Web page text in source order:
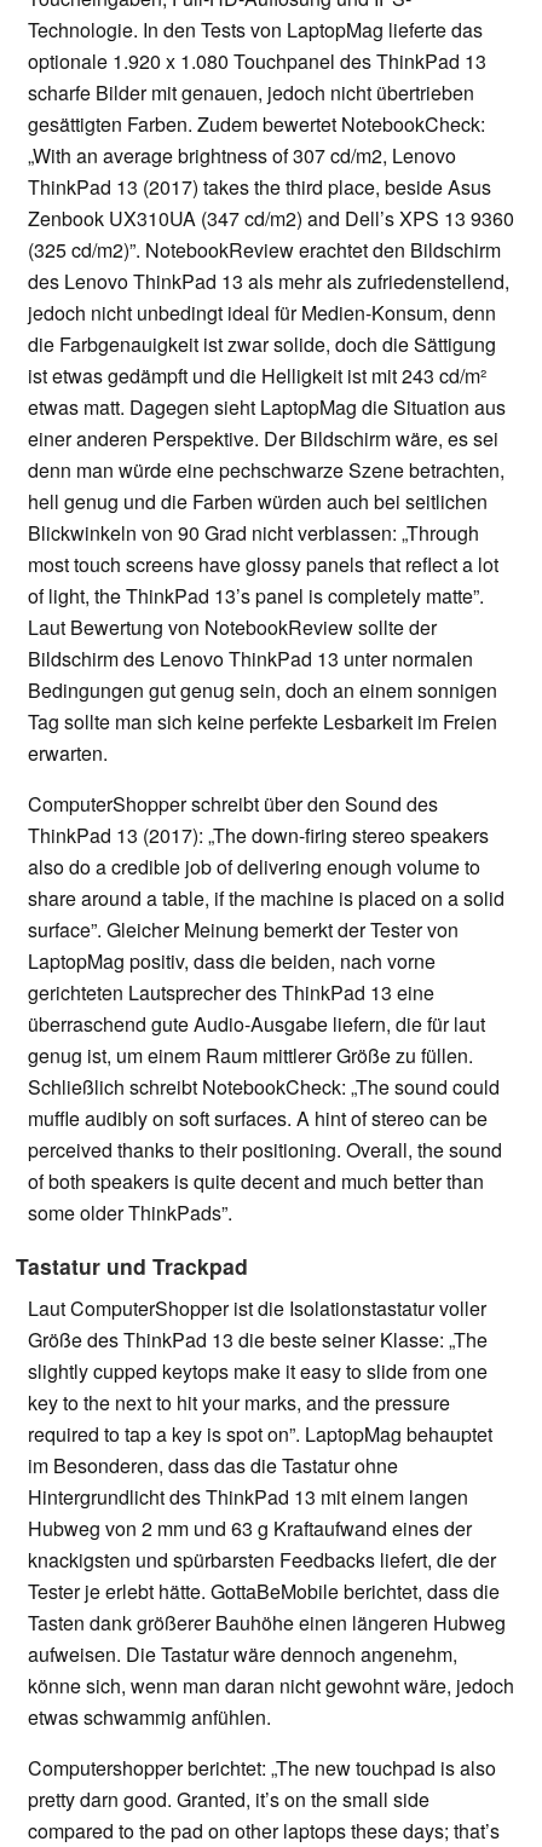
Technologie. In den Tests von LaptopMag lieferte das
optionale 1.920 x 1.080 Touchpanel des ThinkPad 13
scharfe Bilder mit genauen, jedoch nicht übertrieben
gesättigten Farben. Zudem bewertet NotebookCheck:
„With an average brightness of 307 cd/m2, Lenovo
ThinkPad 13 (2017) takes the third place, beside Asus
Zenbook UX310UA (347 cd/m2) and Dell’s XPS 13 9360
(325 cd/m2)”. NotebookReview erachtet den Bildschirm
des Lenovo ThinkPad 13 als mehr als zufriedenstellend,
jedoch nicht unbedingt ideal für Medien-Konsum, denn
die Farbgenauigkeit ist zwar solide, doch die Sättigung
ist etwas gedämpft und die Helligkeit ist mit 243 cd/m²
etwas matt. Dagegen sieht LaptopMag die Situation aus
einer anderen Perspektive. Der Bildschirm wäre, es sei
denn man würde eine pechschwarze Szene betrachten,
hell genug und die Farben würden auch bei seitlichen
Blickwinkeln von 90 Grad nicht verblassen: „Through
most touch screens have glossy panels that reflect a lot
of light, the ThinkPad 13’s panel is completely matte”.
Laut Bewertung von NotebookReview sollte der
Bildschirm des Lenovo ThinkPad 13 unter normalen
Bedingungen gut genug sein, doch an einem sonnigen
Tag sollte man sich keine perfekte Lesbarkeit im Freien
erwarten.
ComputerShopper schreibt über den Sound des
ThinkPad 13 (2017): „The down-firing stereo speakers
also do a credible job of delivering enough volume to
share around a table, if the machine is placed on a solid
surface”. Gleicher Meinung bemerkt der Tester von
LaptopMag positiv, dass die beiden, nach vorne
gerichteten Lautsprecher des ThinkPad 13 eine
überraschend gute Audio-Ausgabe liefern, die für laut
genug ist, um einem Raum mittlerer Größe zu füllen.
Schließlich schreibt NotebookCheck: „The sound could
muffle audibly on soft surfaces. A hint of stereo can be
perceived thanks to their positioning. Overall, the sound
of both speakers is quite decent and much better than
some older ThinkPads”.
Tastatur und Trackpad
Laut ComputerShopper ist die Isolationstastatur voller
Größe des ThinkPad 13 die beste seiner Klasse: „The
slightly cupped keytops make it easy to slide from one
key to the next to hit your marks, and the pressure
required to tap a key is spot on”. LaptopMag behauptet
im Besonderen, dass das die Tastatur ohne
Hintergrundlicht des ThinkPad 13 mit einem langen
Hubweg von 2 mm und 63 g Kraftaufwand eines der
knackigsten und spürbarsten Feedbacks liefert, die der
Tester je erlebt hätte. GottaBeMobile berichtet, dass die
Tasten dank größerer Bauhöhe einen längeren Hubweg
aufweisen. Die Tastatur wäre dennoch angenehm,
könne sich, wenn man daran nicht gewohnt wäre, jedoch
etwas schwammig anfühlen.
Computershopper berichtet: „The new touchpad is also
pretty darn good. Granted, it’s on the small side
compared to the pad on other laptops these days; that’s